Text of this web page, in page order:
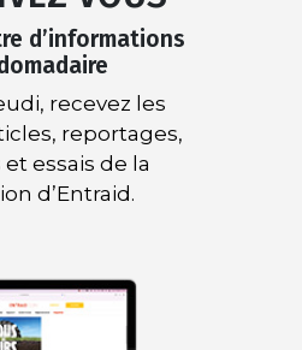
d’informations
recevez les
reportages,
essais de la
d’Entraid.